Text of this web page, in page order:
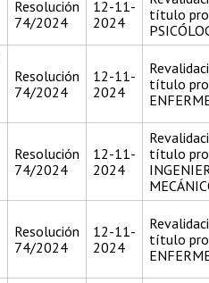
Resolución
74/2024
12-11-
2024
título
Resolución
74/2024
12-11-
2024
título
Resolución
74/2024
12-11-
2024
título
Resolución
74/2024
12-11-
2024
título